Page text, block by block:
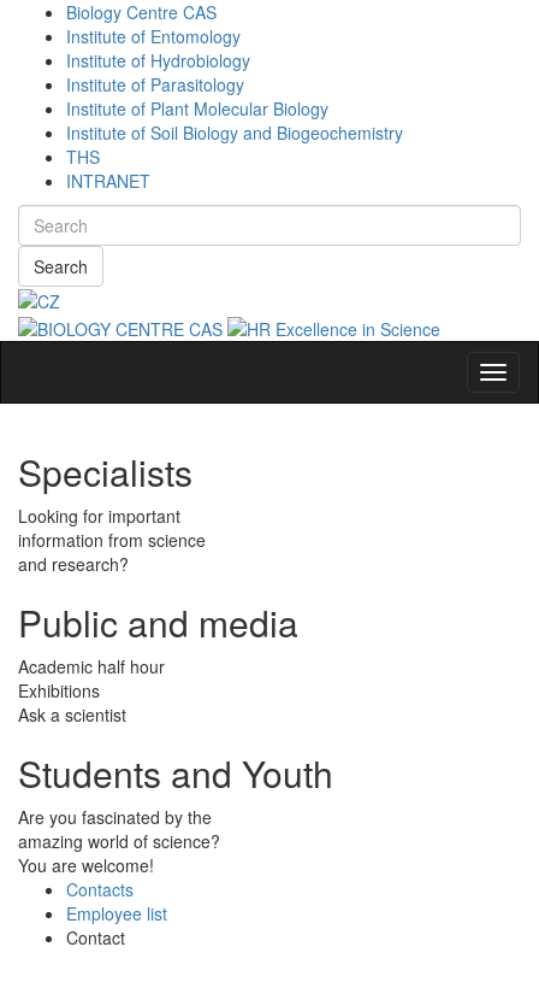
Biology Centre CAS
Institute of Entomology
Institute of Hydrobiology
Institute of Parasitology
Institute of Plant Molecular Biology
Institute of Soil Biology and Biogeochemistry
THS
INTRANET
Search
Specialists
Looking for important
information from science
and research?
Public and media
Academic half hour
Exhibitions
Ask a scientist
Students and Youth
Are you fascinated by the
amazing world of science?
You are welcome!
Contacts
Employee list
Contact